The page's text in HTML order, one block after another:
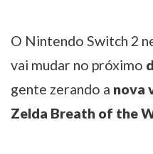
O Nintendo Switch 2
vai mudar no próximo
gente zerando a nova
Zelda Breath of the